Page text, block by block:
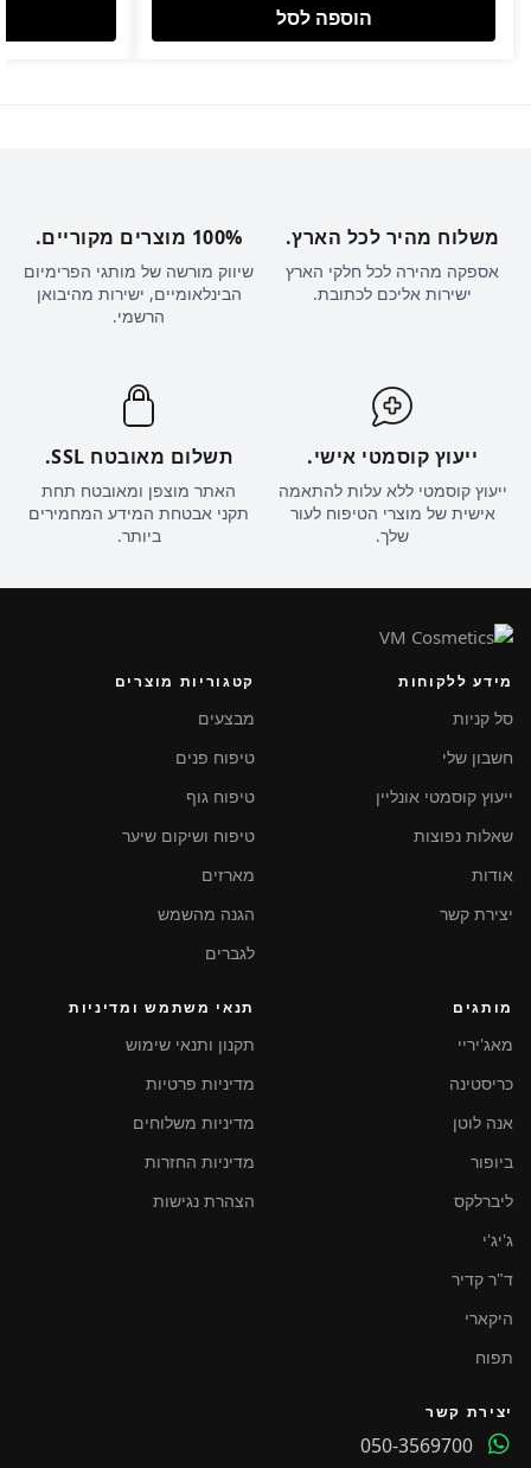
הוספה לסל
משלוח מהיר לכל הארץ.
אספקה מהירה לכל חלקי הארץ
ישירות אליכם לכתובת.
100% מוצרים מקוריים.
שיווק מורשה של מותגי הפרימיום
הבינלאומיים, ישירות מהיבואן
הרשמי.
ייעוץ קוסמטי אישי.
ייעוץ קוסמטי ללא עלות להתאמה
אישית של מוצרי הטיפוח לעור
שלך.
תשלום מאובטח SSL.
האתר מוצפן ומאובטח תחת
תקני אבטחת המידע המחמירים
ביותר.
מידע ללקוחות
סל קניות
חשבון שלי
ייעוץ קוסמטי אונליין
שאלות נפוצות
אודות
יצירת קשר
קטגוריות מוצרים
מבצעים
טיפוח פנים
טיפוח גוף
טיפוח ושיקום שיער
מארזים
הגנה מהשמש
לגברים
מותגים
מאג'יריי
כריסטינה
אנה לוטן
ביופור
ליברלקס
ג'יג'י
ד"ר קדיר
היקארי
תפוח
תנאי משתמש ומדיניות
תקנון ותנאי שימוש
מדיניות פרטיות
מדיניות משלוחים
מדיניות החזרות
הצהרת נגישות
יצירת קשר